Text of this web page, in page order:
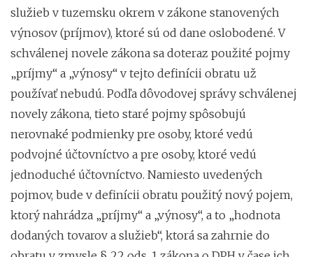
služieb v tuzemsku okrem v zákone stanovených
výnosov (príjmov), ktoré sú od dane oslobodené. V
schválenej novele zákona sa doteraz použité pojmy
„príjmy“ a „výnosy“ v tejto definícii obratu už
používať nebudú. Podľa dôvodovej správy schválenej
novely zákona, tieto staré pojmy spôsobujú
nerovnaké podmienky pre osoby, ktoré vedú
podvojné účtovníctvo a pre osoby, ktoré vedú
jednoduché účtovníctvo. Namiesto uvedených
pojmov, bude v definícii obratu použitý nový pojem,
ktorý nahrádza „príjmy“ a „výnosy“, a to „hodnota
dodaných tovarov a služieb“, ktorá sa zahrnie do